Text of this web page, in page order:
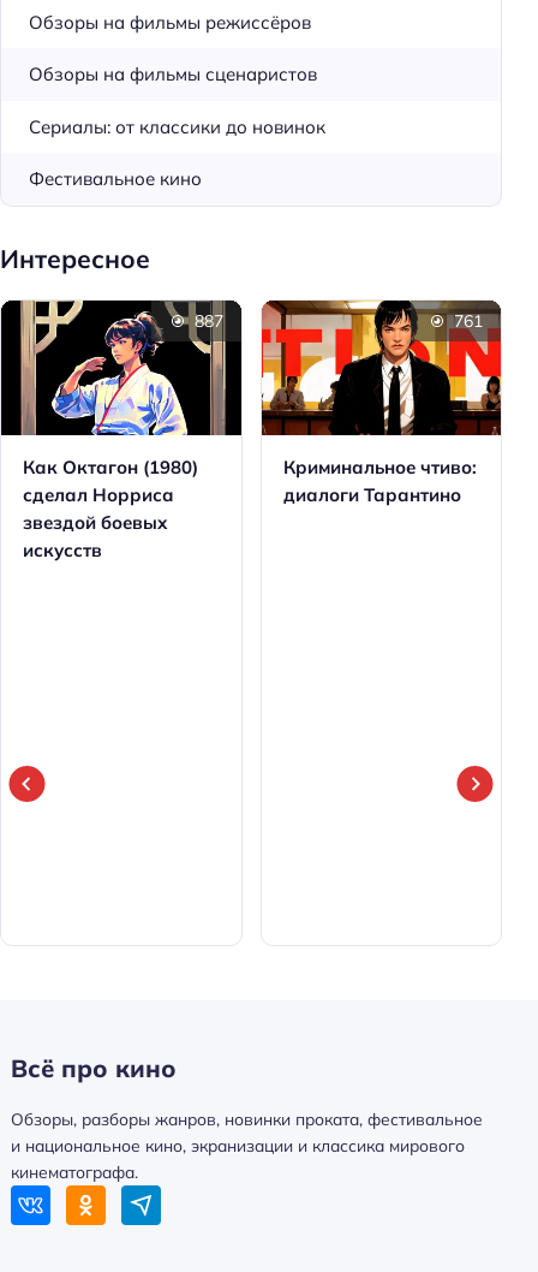
Обзоры на фильмы режиссёров
Обзоры на фильмы сценаристов
Сериалы: от классики до новинок
Фестивальное кино
Интересное
Как Октагон (1980)
сделал Норриса
звездой боевых
искусств
887
Криминальное чтиво:
диалоги Тарантино
761
Всё про кино
Обзоры, разборы жанров, новинки проката, фестивальное
и национальное кино, экранизации и классика мирового
кинематографа.